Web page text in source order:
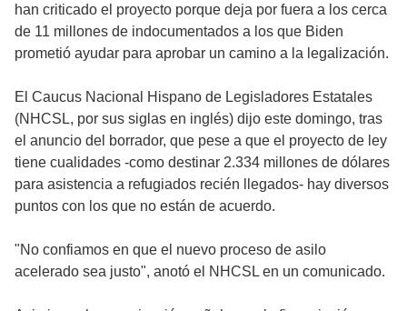
han criticado el proyecto porque deja por fuera a los cerca
de 11 millones de indocumentados a los que Biden
prometió ayudar para aprobar un camino a la legalización.
El Caucus Nacional Hispano de Legisladores Estatales
(NHCSL, por sus siglas en inglés) dijo este domingo, tras
el anuncio del borrador, que pese a que el proyecto de ley
tiene cualidades -como destinar 2.334 millones de dólares
para asistencia a refugiados recién llegados- hay diversos
puntos con los que no están de acuerdo.
"No confiamos en que el nuevo proceso de asilo
acelerado sea justo", anotó el NHCSL en un comunicado.